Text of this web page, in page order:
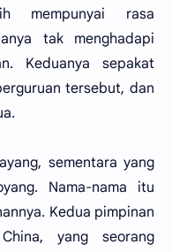
mempunyai rasa
tak menghadapi
Keduanya sepakat
tersebut, dan
sementara yang
Nama-nama itu
Kedua pimpinan
yang seorang